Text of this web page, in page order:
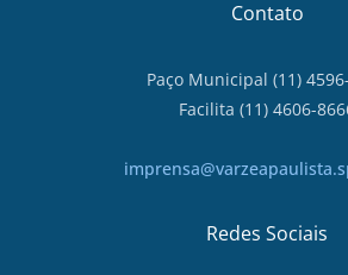
Contato
Paço Municipal (11)
Facilita (11) 4606-
Redes Sociais